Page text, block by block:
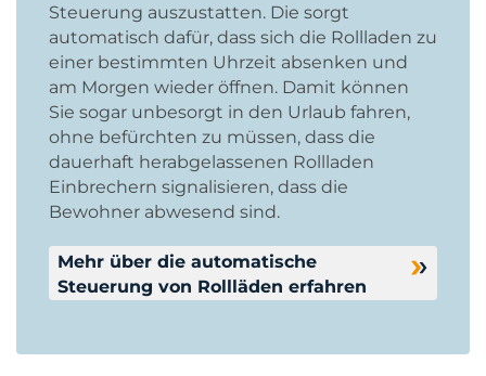
Steuerung auszustatten. Die sorgt
automatisch dafür, dass sich die Rollladen zu
einer bestimmten Uhrzeit absenken und
am Morgen wieder öffnen. Damit können
Sie sogar unbesorgt in den Urlaub fahren,
ohne befürchten zu müssen, dass die
dauerhaft herabgelassenen Rollladen
Einbrechern signalisieren, dass die
Bewohner abwesend sind.
Mehr über die automatische
Steuerung von Rollläden erfahren